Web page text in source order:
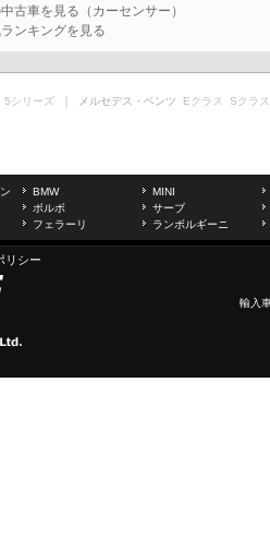
古車を見る（カーセンサー）
ンキングを見る
5シリーズ ｜ メルセデス・ベンツ Eクラス Sクラス
BMW
MINI
ボルボ
サーブ
フェラーリ ランボルギーニ
リシー
輸入